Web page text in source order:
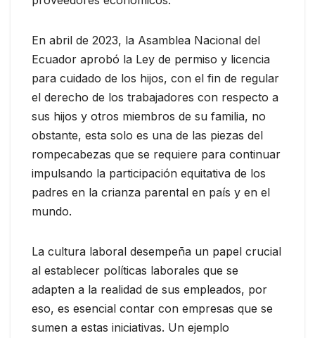
En abril de 2023, la Asamblea Nacional del
Ecuador aprobó la Ley de permiso y licencia
para cuidado de los hijos, con el fin de regular
el derecho de los trabajadores con respecto a
sus hijos y otros miembros de su familia, no
obstante, esta solo es una de las piezas del
rompecabezas que se requiere para continuar
impulsando la participación equitativa de los
padres en la crianza parental en país y en el
mundo.
La cultura laboral desempeña un papel crucial
al establecer políticas laborales que se
adapten a la realidad de sus empleados, por
eso, es esencial contar con empresas que se
sumen a estas iniciativas. Un ejemplo